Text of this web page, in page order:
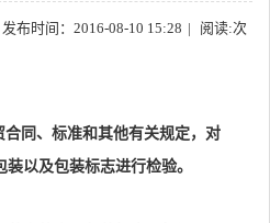
发布时间：2016-08-10 15:28 | 阅读:次
同、标准和其他有关规定，对
以及包装标志进行检验。